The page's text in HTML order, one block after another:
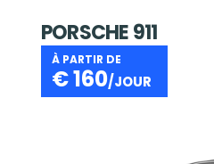
PORSCHE 911
À PARTIR DE
€160/JOUR